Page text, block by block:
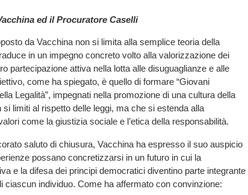
ed il Procuratore Caselli
da Vacchina non si limita alla semplice teoria della
in un impegno concreto volto alla valorizzazione dei
partecipazione attiva nella lotta alle disuguaglianze e alle
come ha spiegato, è quello di formare “Giovani
Legalità”, impegnati nella promozione di una cultura della
si limiti al rispetto delle leggi, ma che si estenda alla
come la giustizia sociale e l’etica della responsabilità.
saluto di chiusura, Vacchina ha espresso il suo auspicio
possano concretizzarsi in un futuro in cui la
e la difesa dei principi democratici diventino parte integrante
ciascun individuo. Come ha affermato con convinzione: